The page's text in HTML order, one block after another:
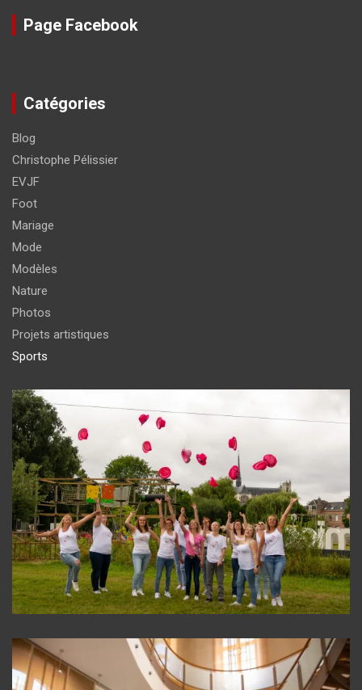
Page Facebook
Catégories
Blog
Christophe Pélissier
EVJF
Foot
Mariage
Mode
Modèles
Nature
Photos
Projets artistiques
Sports